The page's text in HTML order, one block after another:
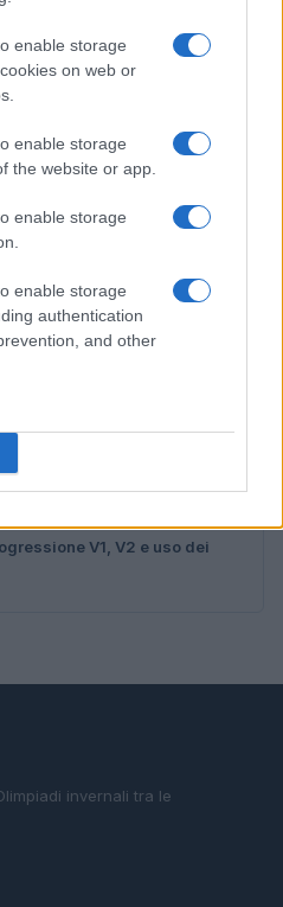
enable storage
on web or
enable storage
the website or app.
enable storage
enable storage
authentication
and other
assetto, spinta,
di sci di fondo, lascia
dello sci di fondo e
agosto
Virginia Cena e Caterina
V1, V2 e uso dei
invernali tra le